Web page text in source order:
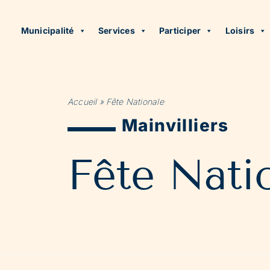
Municipalité Services Participer Loisirs
Accueil» Fête Nationale
Mainvilliers
Fête